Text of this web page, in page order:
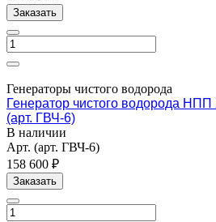
Заказать
Генераторы чистого водорода
Генератор чистого водорода
(арт. ГВЧ-6)
В наличии
Арт. (арт. ГВЧ-6)
158 600 ₽
Заказать